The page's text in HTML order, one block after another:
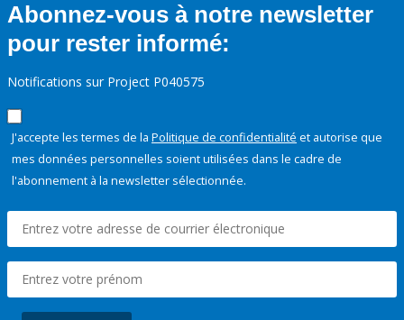
Abonnez-vous à notre newsletter
pour rester informé:
Notifications sur Project P040575
J'accepte les termes de la Politique de confidentialité et autorise que
mes données personnelles soient utilisées dans le cadre de
l'abonnement à la newsletter sélectionnée.